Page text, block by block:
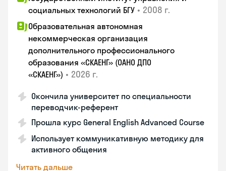
социальных технологий БГУ • 2008 г.
Образовательная автономная
некоммерческая организация
дополнительного профессионального
образования «СКАЕНГ» (ОАНО ДПО
«СКАЕНГ») • 2026 г.
Окончила университет по специальности
переводчик-референт
Прошла курс General English Advanced Course
Использует коммуникативную методику для
активного общения
Читать дальше